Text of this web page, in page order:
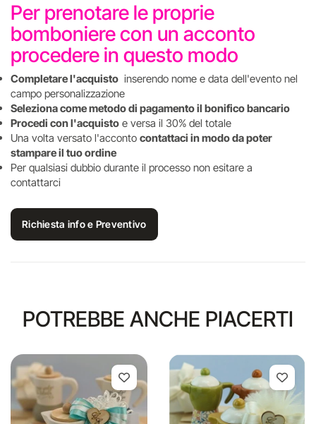
Per prenotare le proprie
bomboniere con un acconto
procedere in questo modo
Completare l'acquisto inserendo nome e data dell'evento nel
campo personalizzazione
Seleziona come metodo di pagamento il bonifico bancario
Procedi con l'acquisto e versa il 30% del totale
Una volta versato l'acconto contattaci in modo da poter
stampare il tuo ordine
Per qualsiasi dubbio durante il processo non esitare a
contattarci
Richiesta info e Preventivo
POTREBBE ANCHE PIACERTI